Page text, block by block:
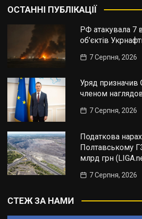
ОСТАННІ ПУБЛІКАЦІЇ
РФ атакувала 7
об’єктів
7 Серпня, 2026
Уряд призначив
членом
7 Серпня, 2026
Податкова
Полтавському
млрд грн
7 Серпня, 2026
СТЕЖ ЗА НАМИ